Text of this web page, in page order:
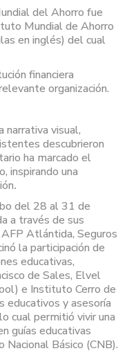
del Ahorro fue
Mundial de Ahorro
en inglés) del cual
financiera
organización.
narrativa visual,
descubrieron
ha marcado el
inspirando una
.
del 28 al 31 de
a través de sus
Atlántida, Seguros
la participación de
educativas,
de Sales, Elvel
e Instituto Cerro de
educativos y asesoría
cual permitió vivir una
guías educativas
Nacional Básico (CNB).